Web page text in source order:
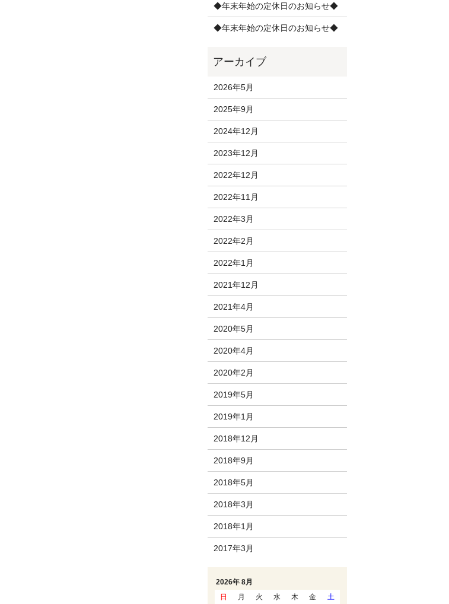
◆年末年始の定休日のお知らせ◆
◆年末年始の定休日のお知らせ◆
2026年5月
2025年9月
2024年12月
2023年12月
2022年12月
2022年11月
2022年3月
2022年2月
2022年1月
2021年12月
2021年4月
2020年5月
2020年4月
2020年2月
2019年5月
2019年1月
2018年12月
2018年9月
2018年5月
2018年3月
2018年1月
2017年3月
2026年 8月
日
月 火 水 木 金
土